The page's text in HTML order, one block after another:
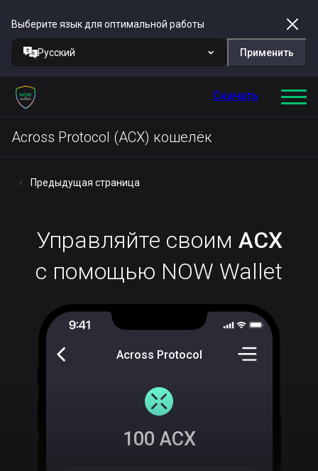
Выберите язык для оптимальной работы
Русский Применить
Скачать
Across Protocol (ACX) кошелёк
Предыдущая страница
Управляйте своим ACX
с помощью NOW Wallet
Across Protocol
100 ACX